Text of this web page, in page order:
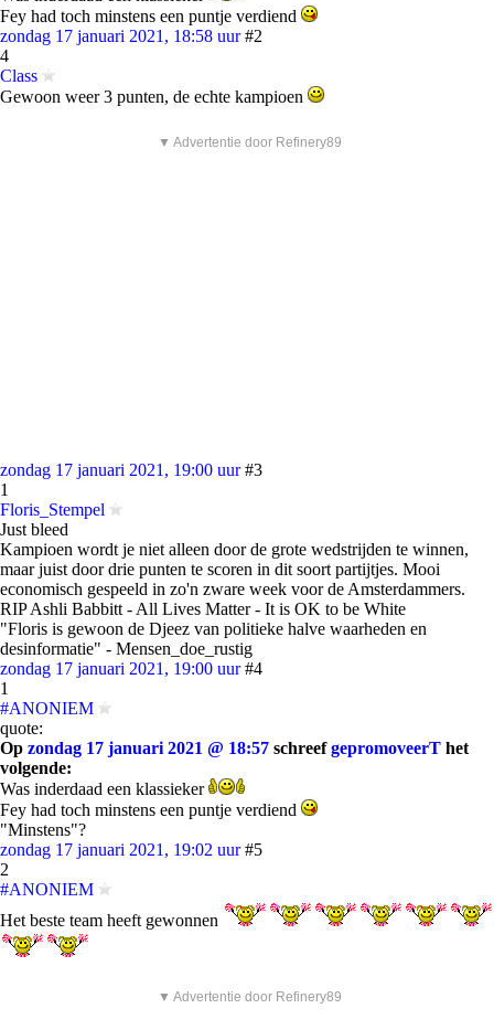
Fey had toch minstens een puntje verdiend
zondag 17 januari 2021, 18:58 uur #2
4
Class
Gewoon weer 3 punten, de echte kampioen
▼ Advertentie door Refinery89
zondag 17 januari 2021, 19:00 uur #3
1
Floris_Stempel
Just bleed
Kampioen wordt je niet alleen door de grote wedstrijden te winnen,
maar juist door drie punten te scoren in dit soort partijtjes. Mooi
economisch gespeeld in zo'n zware week voor de Amsterdammers.
RIP Ashli Babbitt - All Lives Matter - It is OK to be White
"Floris is gewoon de Djeez van politieke halve waarheden en
desinformatie" - Mensen_doe_rustig
zondag 17 januari 2021, 19:00 uur #4
1
#ANONIEM
quote:
Op zondag 17 januari 2021 @ 18:57 schreefgepromoveerT het
volgende:
Was inderdaad een klassieker
Fey had toch minstens een puntje verdiend
"Minstens"?
zondag 17 januari 2021, 19:02 uur #5
2
#ANONIEM
Het beste team heeft gewonnen
▼ Advertentie door Refinery89